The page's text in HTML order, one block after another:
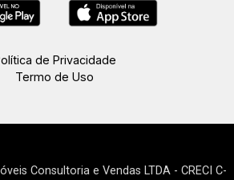
de Privacidade
Termo de Uso
Consultoria e Vendas LTDA - CRECI C-